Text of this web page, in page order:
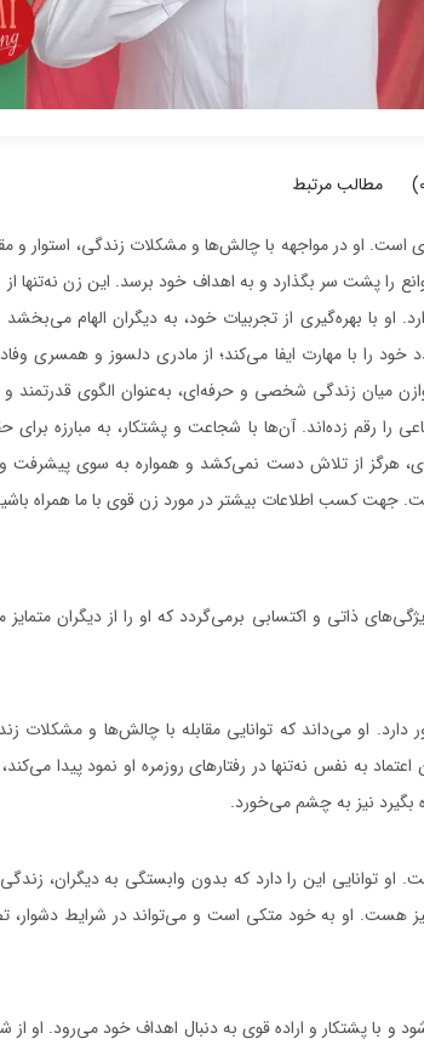
0
) مطالب مرتبط
است. او در مواجهه با چالش‌ها و مشکلات زندگی، استوار و
را پشت سر بگذارد و به اهداف خود برسد. این زن
او با بهره‌گیری از تجربیات خود، به دیگران الهام
را با مهارت ایفا می‌کند؛ از مادری دلسوز و همسری
میان زندگی شخصی و حرفه‌ای، به‌عنوان الگوی قدرتمند و
را رقم زده‌اند. آن‌ها با شجاعت و پشتکار، به مبارزه برای
هرگز از تلاش دست نمی‌کشد و همواره به سوی
جهت کسب اطلاعات بیشتر در مورد زن قوی با ما همراه
ذاتی و اکتسابی برمی‌گردد که او را از دیگران
او می‌داند که توانایی مقابله با چالش‌ها و مشکلات
به نفس نه‌تنها در رفتارهای روزمره او نمود پیدا
بگیرد نیز به چشم می‌خورد.
او توانایی این را دارد که بدون وابستگی به دیگران،
نیز هست. او به خود متکی است و می‌تواند در شرایط دشوار،
و با پشتکار و اراده قوی به دنبال اهداف خود می‌رود. او